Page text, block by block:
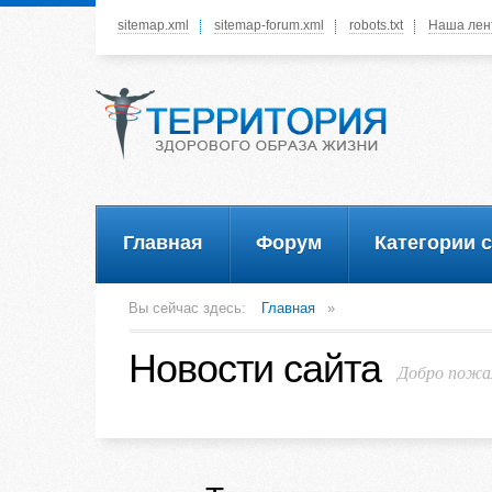
У вас нет прав просматривать данное меню,
пожалуйста, войдите на сайт под своим
логином или зарегестрируйтесь! Это позволит
sitemap.xml sitemap-forum.xml robots.txt Наша
Главная Форум Категории
Вы сейчас здесь: Главная »
Новости сайта Добро